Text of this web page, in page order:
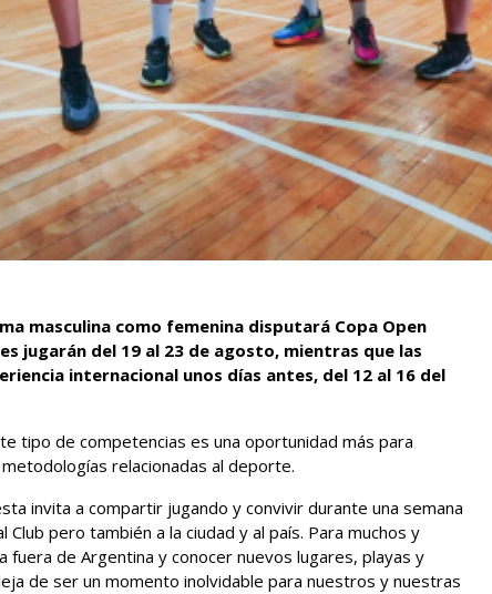
masculina como femenina disputará Copa Open
jugarán del 19 al 23 de agosto, mientras que las
internacional unos días antes, del 12 al 16 del
tipo de competencias es una oportunidad más para
relacionadas al deporte.
invita a compartir jugando y convivir durante una semana
pero también a la ciudad y al país. Para muchos y
fuera de Argentina y conocer nuevos lugares, playas y
de ser un momento inolvidable para nuestros y nuestras